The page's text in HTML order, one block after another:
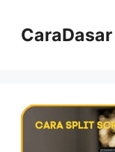
CaraDasar